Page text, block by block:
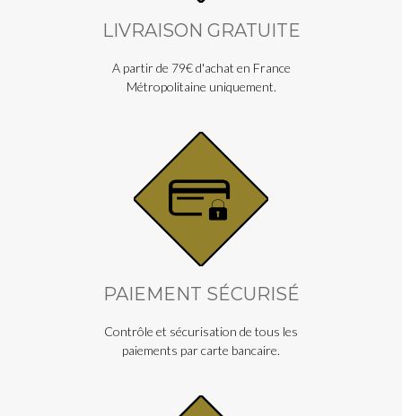
LIVRAISON GRATUITE
A partir de 79€ d'achat en France
Métropolitaine uniquement.
PAIEMENT SÉCURISÉ
Contrôle et sécurisation de tous les
paiements par carte bancaire.